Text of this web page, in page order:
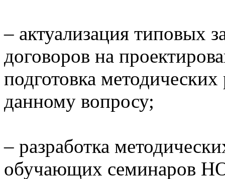
– актуализация типовых
договоров на
подготовка
данному вопросу;
– разработка
обучающих семинаров